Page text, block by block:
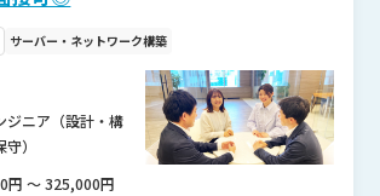
サーバー・ネットワーク構築
ジニア（設計・構
）
円 〜 325,000円